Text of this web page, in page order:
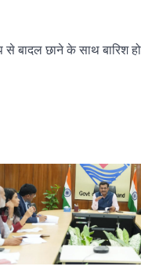
बादल छाने के साथ बारिश